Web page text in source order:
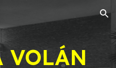
Skip to navigation
VOLÁN